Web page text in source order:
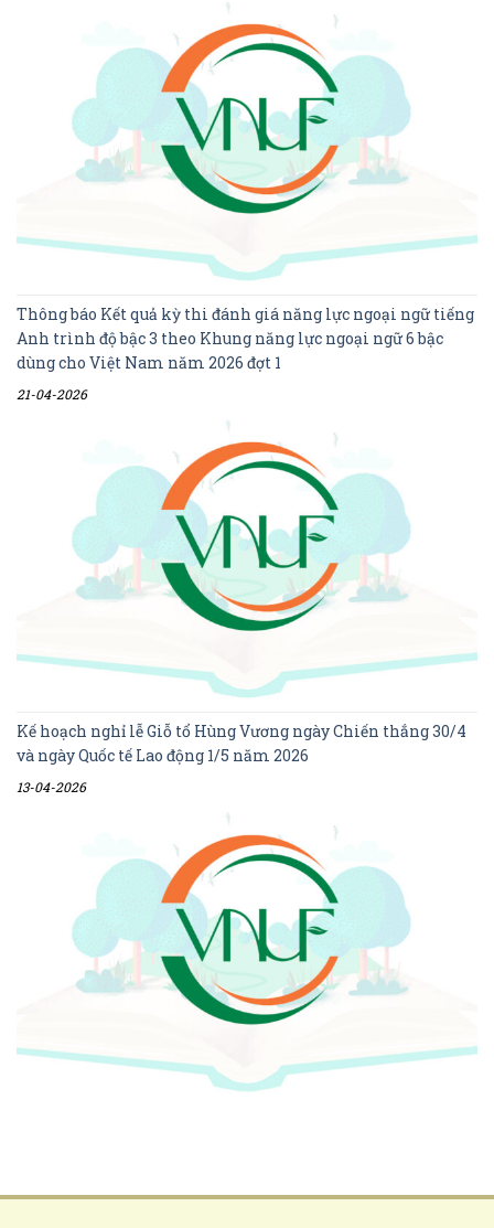
Thông báo Kết quả kỳ thi đánh giá năng lực ngoại ngữ tiếng
Anh trình độ bậc 3 theo Khung năng lực ngoại ngữ 6 bậc
dùng cho Việt Nam năm 2026 đợt 1
21-04-2026
Kế hoạch nghỉ lễ Giỗ tổ Hùng Vương ngày Chiến thắng 30/4
và ngày Quốc tế Lao động 1/5 năm 2026
13-04-2026